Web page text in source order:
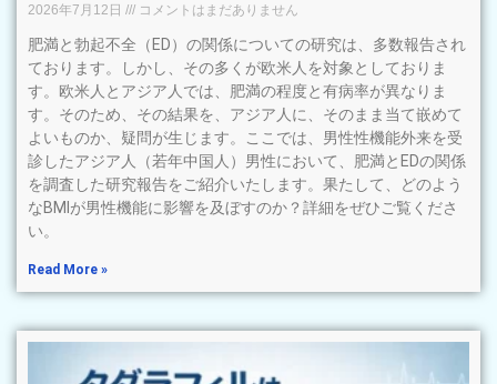
2026年7月12日 コメントはまだありません
肥満と勃起不全（ED）の関係についての研究は、多数報告され
ております。しかし、その多くが欧米人を対象としておりま
す。欧米人とアジア人では、肥満の程度と有病率が異なりま
す。そのため、その結果を、アジア人に、そのまま当て嵌めて
よいものか、疑問が生じます。ここでは、男性性機能外来を受
診したアジア人（若年中国人）男性において、肥満とEDの関係
を調査した研究報告をご紹介いたします。果たして、どのよう
なBMIが男性機能に影響を及ぼすのか？詳細をぜひご覧くださ
い。
Read More »